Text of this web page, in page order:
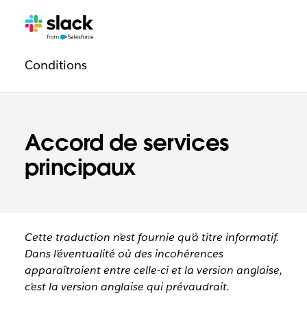
Accord de services
principaux
Navigation
légale
Pages
Conditionssupplémentaires
Cette traduction n’est fournie qu’à titre informatif.
Dans l’éventualité où des incohérences
apparaîtraient entre celle-ci et la version anglaise,
c’est la version anglaise qui prévaudrait.